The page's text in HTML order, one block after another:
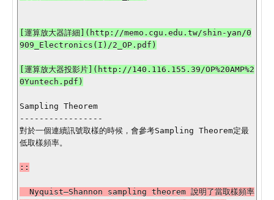
[運算放大器詳細](http://memo.cgu.edu.tw/shin-yan/0
909_Electronics(I)/2_OP.pdf)
[運算放大器投影片](http://140.116.155.39/OP%20AMP%2
0Yuntech.pdf)
Sampling Theorem
-----------------
對於一個連續訊號取樣的時候，會參考Sampling Theorem定最
低取樣頻率。
::